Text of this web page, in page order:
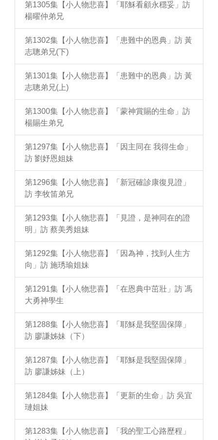
第1305集【小人物悲喜】「耶穌看顧永穩妥」訪
楊曜仲弟兄
第1302集【小人物悲喜】「患難中的恩典」訪 黃
志聰弟兄(下)
第1301集【小人物悲喜】「患難中的恩典」訪 黃
志聰弟兄(上)
第1300集【小人物悲喜】「蒙神賞賜的生命」訪
楊賜生弟兄
第1297集【小人物悲喜】「因主同在 我得生命」
訪 劉妤恩姐妹
第1296集【小人物悲喜】「新冠確診康復見證」
訪 李牧笛弟兄
第1293集【小人物悲喜】「見證，是神同在的證
明」訪 蔡美秀姐妹
第1292集【小人物悲喜】「因為神，找到人生方
向」訪 施琇瑜姐妹
第1291集【小人物悲喜】「在恩典中茁壯」訪 馮
大勇神學生
第1288集【小人物悲喜】「耶穌是我堅固保障」
訪 廖謙姊妹（下）
第1287集【小人物悲喜】「耶穌是我堅固保障」
訪 廖謙姊妹（上）
第1284集【小人物悲喜】「更新的生命」訪 吳宜
璉姐妹
第1283集【小人物悲喜】「我的聖工心路歷程」